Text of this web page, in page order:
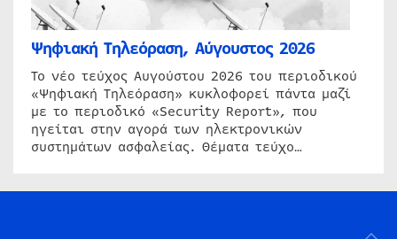
Ψηφιακή Τηλεόραση, Αύγουστος 2026
Το νέο τεύχος Αυγούστου 2026 του περιοδικού
«Ψηφιακή Τηλεόραση» κυκλοφορεί πάντα μαζί
με το περιοδικό «Security Report», που
ηγείται στην αγορά των ηλεκτρονικών
συστημάτων ασφαλείας. Θέματα τεύχο…